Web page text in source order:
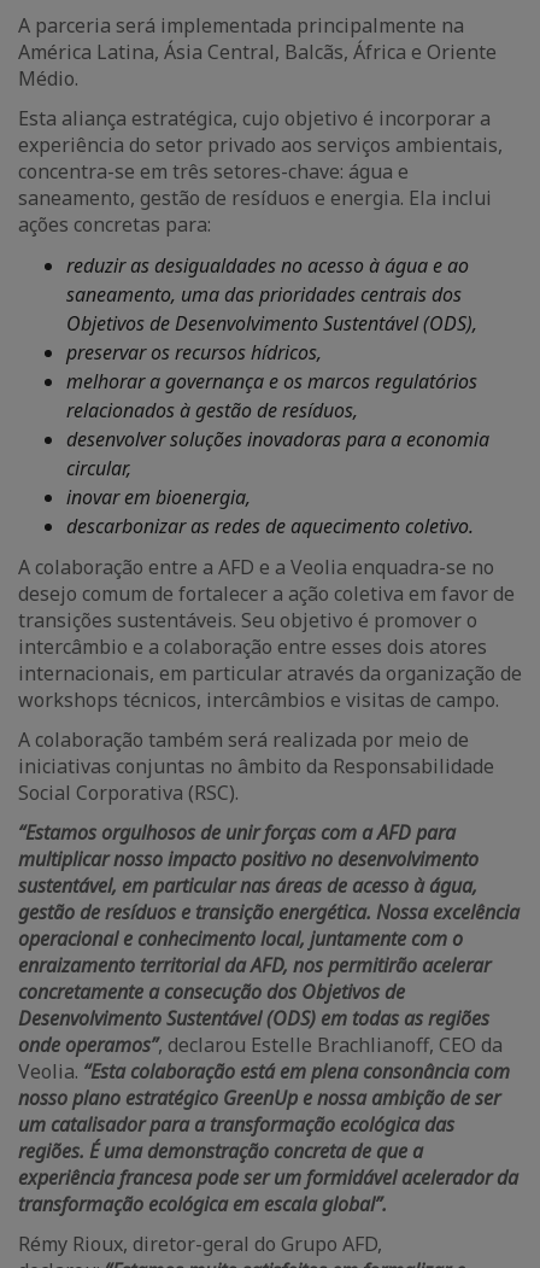
A parceria será implementada principalmente na
América Latina, Ásia Central, Balcãs, África e Oriente
Médio.
Esta aliança estratégica, cujo objetivo é incorporar a
experiência do setor privado aos serviços ambientais,
concentra-se em três setores-chave: água e
saneamento, gestão de resíduos e energia. Ela inclui
ações concretas para:
reduzir as desigualdades no acesso à água e ao
saneamento, uma das prioridades centrais dos
Objetivos de Desenvolvimento Sustentável (ODS),
preservar os recursos hídricos,
melhorar a governança e os marcos regulatórios
relacionados à gestão de resíduos,
desenvolver soluções inovadoras para a economia
circular,
inovar em bioenergia,
descarbonizar as redes de aquecimento coletivo.
A colaboração entre a AFD e a Veolia enquadra-se no
desejo comum de fortalecer a ação coletiva em favor de
transições sustentáveis. Seu objetivo é promover o
intercâmbio e a colaboração entre esses dois atores
internacionais, em particular através da organização de
workshops técnicos, intercâmbios e visitas de campo.
A colaboração também será realizada por meio de
iniciativas conjuntas no âmbito da Responsabilidade
Social Corporativa (RSC).
“Estamos orgulhosos de unir forças com a AFD para
multiplicar nosso impacto positivo no desenvolvimento
sustentável, em particular nas áreas de acesso à água,
gestão de resíduos e transição energética. Nossa excelência
operacional e conhecimento local, juntamente com o
enraizamento territorial da AFD, nos permitirão acelerar
concretamente a consecução dos Objetivos de
Desenvolvimento Sustentável (ODS) em todas as regiões
onde operamos”, declarou Estelle Brachlianoff, CEO da
Veolia. “Esta colaboração está em plena consonância com
nosso plano estratégico GreenUp e nossa ambição de ser
um catalisador para a transformação ecológica das
regiões. É uma demonstração concreta de que a
experiência francesa pode ser um formidável acelerador da
transformação ecológica em escala global”.
Rémy Rioux, diretor-geral do Grupo AFD,